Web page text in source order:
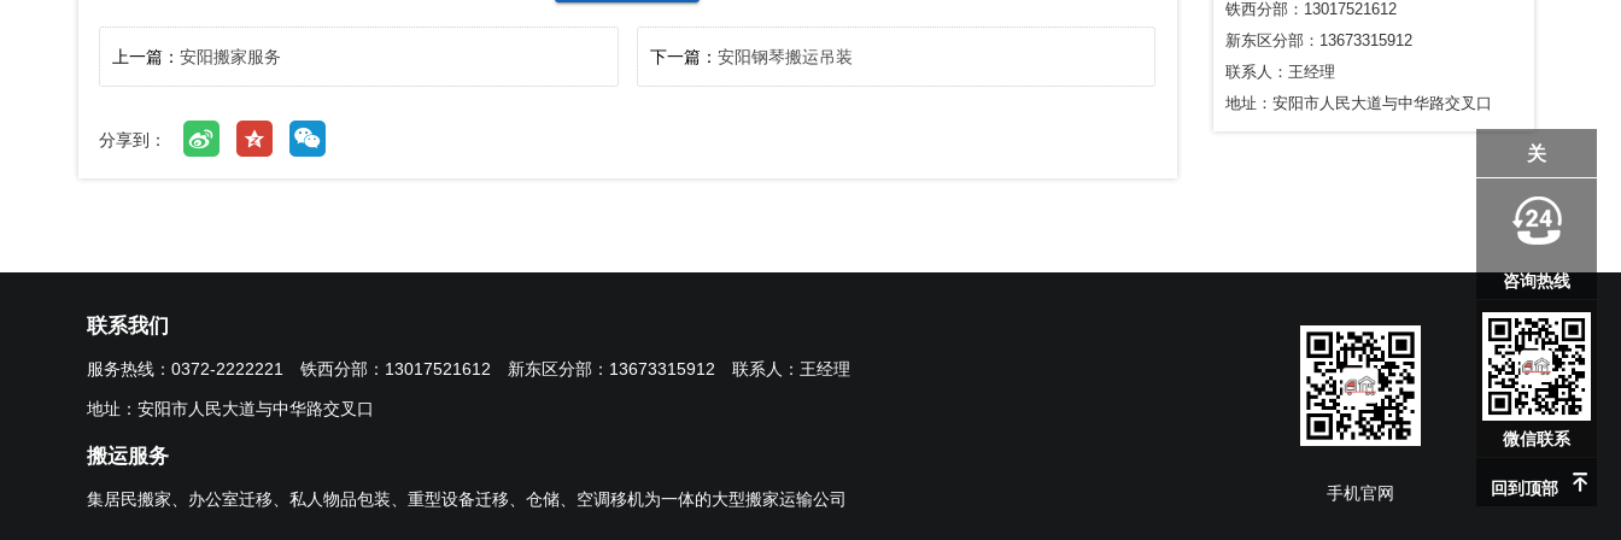
上一篇： 安阳搬家服务 下一篇： 安阳钢琴搬运吊装
分享到：
铁西分部：13017521612
新东区分部：13673315912
联系人：王经理
地址：安阳市人民大道与中华路交叉口
联系我们
服务热线： 0372-2222221 铁西分部： 13017521612 新东区分部： 13673315912 联系人：王经理
地址：安阳市人民大道与中华路交叉口
搬运服务
集居民搬家、办公室迁移、私人物品包装、重型设备迁移、仓储、空调移机为一体的大型搬家运输公司 手机官网
关
咨询热线
微信联系
回到顶部